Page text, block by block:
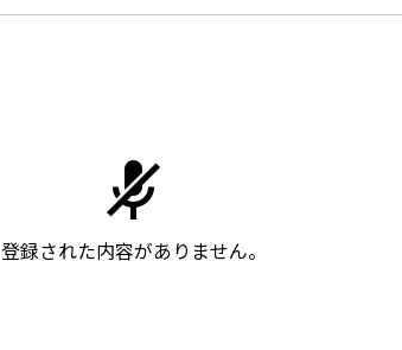
登録された内容がありません。